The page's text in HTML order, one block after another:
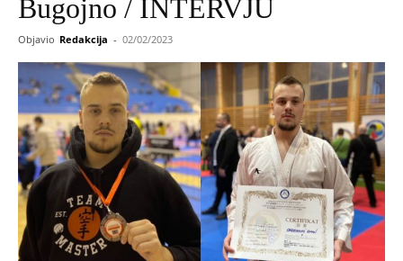
Bugojno / INTERVJU
Objavio Redakcija - 02/02/2023